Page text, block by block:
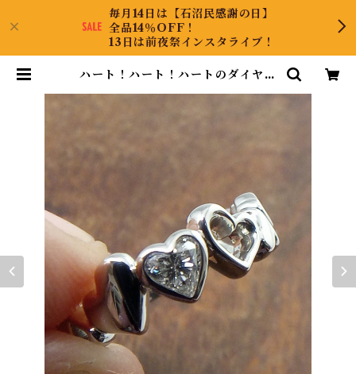
毎月14日は【石沼民感謝の日】
全品14％OFF！
13日は前夜祭インスタライブ！
ハート！ハート！ハートのダイヤ！